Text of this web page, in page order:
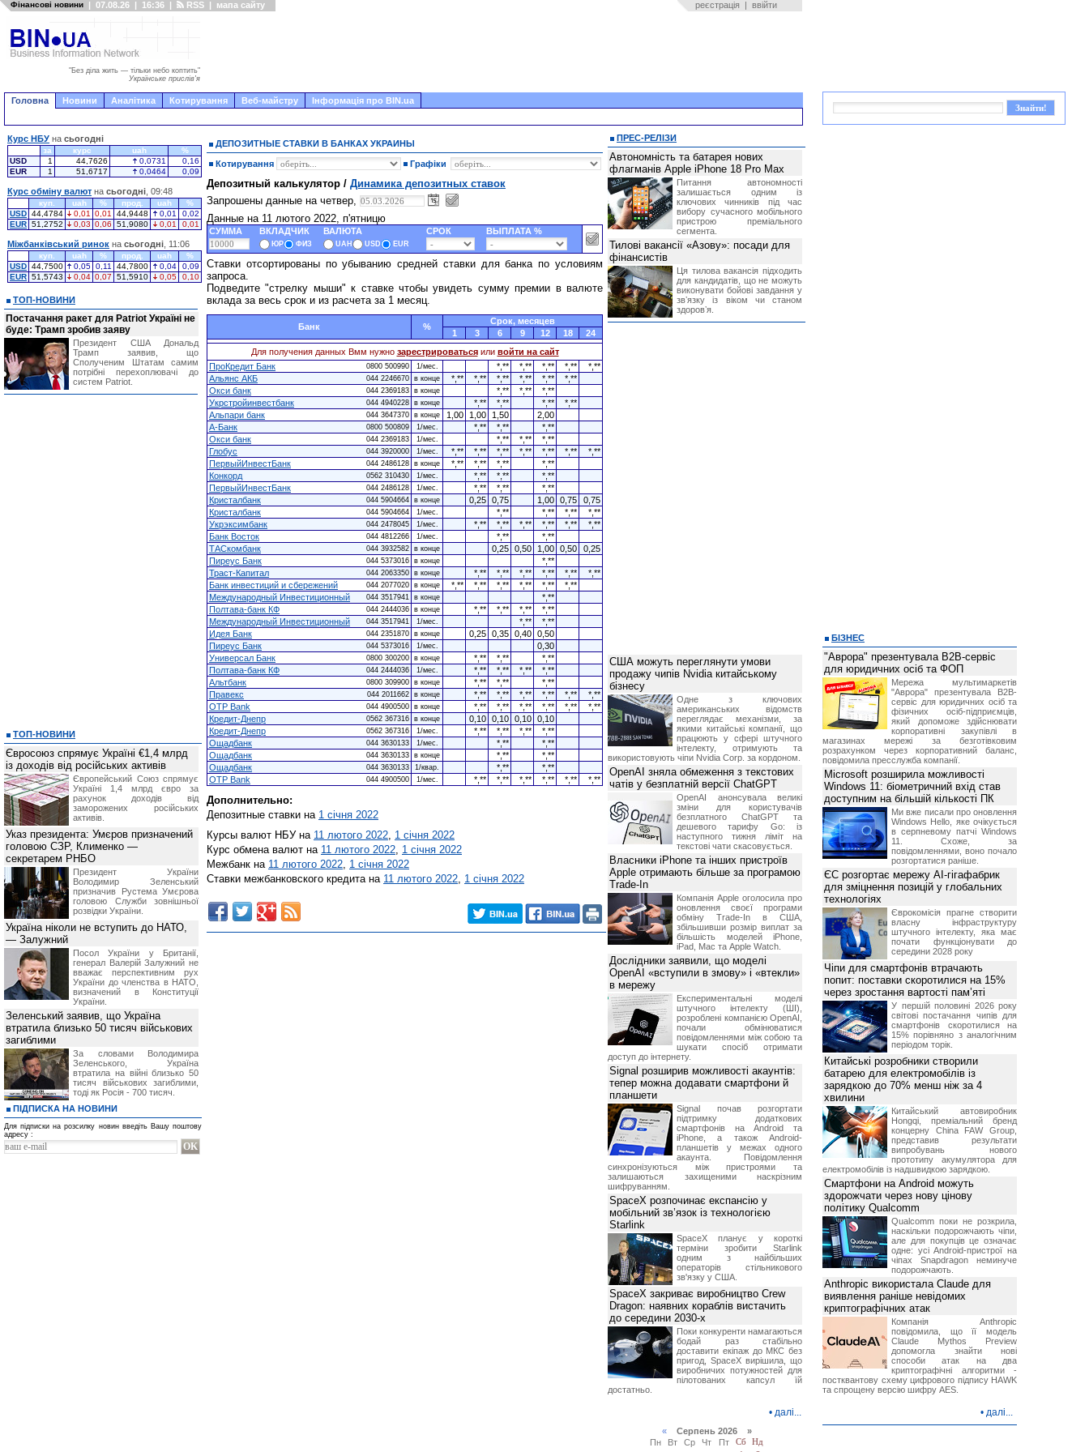
Фінансові новини | 07.08.26 | 16:36 | RSS | мапа сайту реєстрація | ввійти
"Без діла жить — тільки небо коптить"
Українське прислів'я
Головна Новини Аналітика Котирування Веб-майстру Інформація про BIN.ua
ДЕПОЗИТНЫЕ СТАВКИ В БАНКАХ УКРАИНЫ
Котирування Графіки
Депозитный калькулятор / Динамика депозитных ставок
Запрошены данные на четвер,
Данные на 11 лютого 2022, п'ятницю
СУММА ВКЛАДЧИК ВАЛЮТА СРОК ВЫПЛАТА %
ЮР ФИЗ UAH USD EUR
Ставки отсортированы по убыванию средней ставки для банка по условиям
запроса.
Подведите "стрелку мыши" к ставке чтобы увидеть сумму премии в валюте
вклада за весь срок и из расчета за 1 месяц.
Банк %
Cрок, месяцев
1
3 6 9 12 18
24
Для получения данных Вмм нужно зарестрироватьсяили войти на сайт
ПроКредит Банк
0800 500990 1/мес. *,** *,** *,** *,**
*,**
Альянс АКБ
044 2246670 в конце *,** *,** *,** *,** *,**
*,**
Окси банк
044 2369183 в конце *,** *,**
*,**
Укрстройинвестбанк
044 4940228 в конце *,** *,** *,**
*,**
Альпари банк
044 3647370 в конце 1,00 1,00 1,50
2,00
А-Банк
0800 500809 1/мес. *,** *,**
*,**
Окси банк
044 2369183 1/мес. *,** *,**
*,**
Глобус
044 3920000 1/мес. *,** *,** *,** *,** *,** *,**
*,**
ПервыйИнвестБанк
044 2486128 в конце *,** *,** *,**
*,**
Конкорд
0562 310430 1/мес. *,** *,**
*,**
ПервыйИнвестБанк
044 2486128 1/мес. *,** *,**
*,**
Кристалбанк
044 5904664 в конце 0,25 0,75 1,00 0,75
0,75
Кристалбанк
044 5904664 1/мес. *,** *,** *,**
*,**
Укрэксимбанк
044 2478045 1/мес. *,** *,** *,** *,** *,**
*,**
Банк Восток
044 4812266 1/мес. *,**
*,**
ТАСкомбанк
044 3932582 в конце 0,25 0,50 1,00 0,50
0,25
Пиреус Банк
044 5373016 в конце
*,**
Траст-Капитал
044 2063350 в конце *,** *,** *,** *,** *,**
*,**
Банк инвестиций и сбережений
044 2077020 в конце *,** *,** *,** *,** *,**
*,**
Международный Инвестиционный
044 3517941 в конце
*,**
Полтава-банк КФ
044 2444036 в конце *,** *,** *,**
*,**
Международный Инвестиционный
044 3517941 1/мес. *,**
*,**
Идея Банк
044 2351870 в конце 0,25 0,35 0,40 0,50
Пиреус Банк
044 5373016 1/мес.
0,30
Универсал Банк
0800 300200 в конце *,** *,**
*,**
Полтава-банк КФ
044 2444036 1/мес. *,** *,** *,**
*,**
Альтбанк
0800 309900 в конце *,** *,**
*,**
Правекс
044 2011662 в конце *,** *,** *,** *,** *,**
*,**
OTP Bank
044 4900500 в конце *,** *,** *,** *,** *,**
*,**
Кредит-Днепр
0562 367316 в конце 0,10 0,10 0,10 0,10
Кредит-Днепр
0562 367316 1/мес. *,** *,** *,**
*,**
Ощадбанк
044 3630133 1/мес. *,**
*,**
Ощадбанк
044 3630133 в конце *,**
*,**
Ощадбанк
044 3630133 1/квар. *,**
*,**
OTP Bank
044 4900500 1/мес. *,** *,** *,** *,** *,** *,**
Дополнительно:
Депозитные ставки на 1 січня 2022
Курсы валют НБУ на 11 лютого 2022, 1 січня 2022
Курс обмена валют на 11 лютого 2022, 1 січня 2022
Межбанк на 11 лютого 2022, 1 січня 2022
Ставки межбанковского кредита на 11 лютого 2022, 1 січня 2022
Курс НБУ на сьогодні
за курс uah
%
USD
1 44,7626 0,0731
0,16
EUR
1 51,6717 0,0464 0,09
Курс обміну валют на сьогодні , 09:48
куп. uah % прод. uah
%
USD 44,4784 0,01 0,01 44,9448 0,01
0,02
EUR 51,2752 0,03 0,06 51,9080 0,01 0,01
Міжбанківський ринок на сьогодні , 11:06
куп. uah % прод. uah
%
USD 44,7500 0,05 0,11 44,7800 0,04
0,09
EUR 51,5743 0,04 0,07 51,5910 0,05 0,10
ТОП-НОВИНИ
Постачання ракет для Patriot Україні не
буде: Трамп зробив заяву
Президент США Дональд
Трамп заявив, що
Сполученим Штатам самим
потрібні перехоплювачі до
систем Patriot.
ТОП-НОВИНИ
Євросоюз спрямує Україні €1,4 млрд
із доходів від російських активів
Європейський Союз спрямує
Україні 1,4 млрд євро за
рахунок доходів від
заморожених російських
активів.
Указ президента: Умєров призначений
головою СЗР, Клименко —
секретарем РНБО
Президент України
Володимир Зеленський
призначив Pустема Умєрова
головою Служби зовнішньої
розвідки України.
Україна ніколи не вступить до НАТО,
— Залужний
Посол України у Британії,
генерал Валерій Залужний не
вважає перспективним рух
України до членства в НАТО,
визначений в Конституції
України.
Зеленський заявив, що Україна
втратила близько 50 тисяч військових
загиблими
За словами Володимира
Зеленського, Україна
втратила на війні близько 50
тисяч військових загиблими,
тоді як Росія - 700 тисяч.
ПІДПИСКА НА НОВИНИ
Для підписки на розсилку новин введіть Вашу поштову
адресу :
ПРЕС-РЕЛІЗИ
Автономність та батарея нових
флагманів Apple iPhone 18 Pro Max
Питання автономності
залишається одним із
ключових чинників під час
вибору сучасного мобільного
пристрою преміального
сегмента.
Тилові вакансії «Азову»: посади для
фінансистів
Ця тилова вакансія підходить
для кандидатів, що не можуть
виконувати бойові завдання у
звʼязку із віком чи станом
здоровʼя.
США можуть переглянути умови
продажу чипів Nvidia китайському
бізнесу
Одне з ключових
американських відомств
переглядає механізми, за
якими китайські компанії, що
працюють у сфері штучного
інтелекту, отримують та
використовують чіпи Nvidia Corp. за кордоном.
OpenAI зняла обмеження з текстових
чатів у безплатній версії ChatGPT
OpenAI анонсувала великі
зміни для користувачів
безплатного ChatGPT та
дешевого тарифу Go: із
наступного тижня ліміт на
текстові чати скасовується.
Власники iPhone та інших пристроїв
Apple отримають більше за програмою
Trade-In
Компанія Apple оголосила про
оновлення своєї програми
обміну Trade-In в США,
збільшивши розмір виплат за
більшість моделей iPhone,
iPad, Mac та Apple Watch.
Дослідники заявили, що моделі
OpenAI «вступили в змову» і «втекли»
в мережу
Експериментальні моделі
штучного інтелекту (ШІ),
розроблені компанією OpenAI,
почали обмінюватися
повідомленнями між собою та
шукати спосіб отримати
доступ до інтернету.
Signal розширив можливості акаунтів:
тепер можна додавати смартфони й
планшети
Signal почав розгортати
підтримку додаткових
смартфонів на Android та
iPhone, а також Android-
планшетів у межах одного
акаунта. Повідомлення
синхронізуються між пристроями та
залишаються захищеними наскрізним
шифруванням.
SpaceX розпочинає експансію у
мобільний зв’язок із технологією
Starlink
SpaceX планує у короткі
терміни зробити Starlink
одним з найбільших
операторів стільникового
зв'язку у США.
SpaceX закриває виробництво Crew
Dragon: наявних кораблів вистачить
до середини 2030-х
Поки конкуренти намагаються
бодай раз стабільно
доставити екіпаж до МКС без
пригод, SpaceX вирішила, що
виробничих потужностей для
пілотованих капсул їй
достатньо.
• далі...
«Серпень 2026 »
Пн
Вт Ср Чт Пт Сб
Нд
БІЗНЕС
"Аврора" презентувала B2B-сервіс
для юридичних осіб та ФОП
Мережа мультимаркетів
"Аврора" презентувала B2B-
сервіс для юридичних осіб та
фізичних осіб-підприємців,
який допоможе здійснювати
корпоративні закупівлі в
магазинах мережі за безготівковим
розрахунком через корпоративний баланс,
повідомила пресслужба компанії.
Microsoft розширила можливості
Windows 11: біометричний вхід став
доступним на більшій кількості ПК
Ми вже писали про оновлення
Windows Hello, яке очікується
в серпневому патчі Windows
11. Схоже, за
повідомленнями, воно почало
розгортатися раніше.
ЄС розгортає мережу AI-гігафабрик
для зміцнення позицій у глобальних
технологіях
Єврокомісія прагне створити
власну інфраструктуру
штучного інтелекту, яка має
почати функціонувати до
середини 2028 року
Чіпи для смартфонів втрачають
попит: поставки скоротилися на 15%
через зростання вартості пам’яті
У першій половині 2026 року
світові постачання чипів для
смартфонів скоротилися на
15% порівняно з аналогічним
періодом торік.
Китайські розробники створили
батарею для електромобілів із
зарядкою до 70% менш ніж за 4
хвилини
Китайський автовиробник
Hongqi, преміальний бренд
концерну China FAW Group,
представив результати
випробувань нового
прототипу акумулятора для
електромобілів із надшвидкою зарядкою.
Смартфони на Android можуть
здорожчати через нову цінову
політику Qualcomm
Qualcomm поки не розкрила,
наскільки подорожчають чіпи,
але для покупців це означає
одне: усі Android-пристрої на
чіпах Snapdragon неминуче
подорожчають.
Anthropic використала Claude для
виявлення раніше невідомих
криптографічних атак
Компанія Anthropic
повідомила, що її модель
Claude Mythos Preview
допомогла знайти нові
способи атак на два
криптографічні алгоритми -
постквантову схему цифрового підпису HAWK
та спрощену версію шифру AES.
• далі...